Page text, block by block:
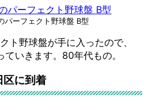
パーフェクト野球盤 B型
ト野球盤が手に入ったので、
ていきます。80年代もの。
区に到着